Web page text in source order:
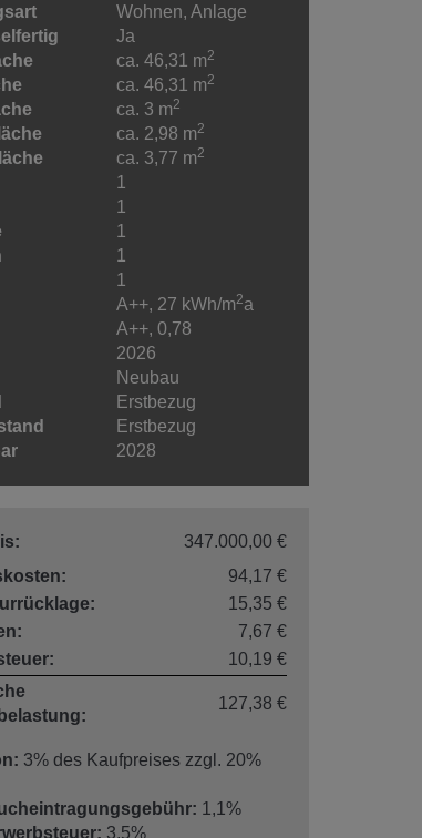
Wohnen Anlage
Ja
ca. 46,31 m2
ca. 46,31 m2
ca. 3 m2
ca. 2,98 m2
ca. 3,77 m2
1
1
1
1
1
A++, 27 kWh/m2a
A++, 0,78
2026
Neubau
Erstbezug
Erstbezug
2028
347.000,00 €
94,17 €
15,35 €
7,67 €
10,19 €
127,38 €
3% des Kaufpreises zzgl. 20%
1,1%
3,5%